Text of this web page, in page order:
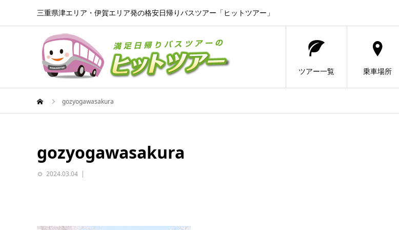
三重県津エリア・伊賀エリア発の格安日帰りバスツアー「ヒットツアー」
ツアー一覧 乗車場所
gozyogawasakura
gozyogawasakura
2024.03.04